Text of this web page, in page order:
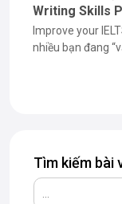
Tìm kiếm bài
Writing Skills
Improve your
nhiều bạn đang
thi IELTS.